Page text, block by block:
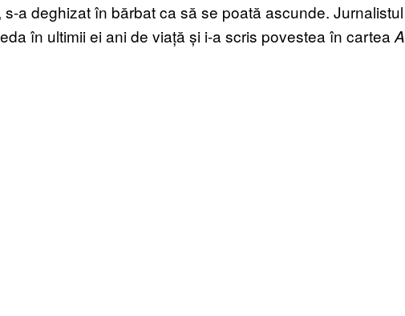
a deghizat în bărbat ca să se poată ascunde. Jurnalistul
în ultimii ei ani de viață și i-a scris povestea în cartea A